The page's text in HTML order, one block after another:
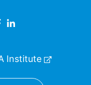
Institute